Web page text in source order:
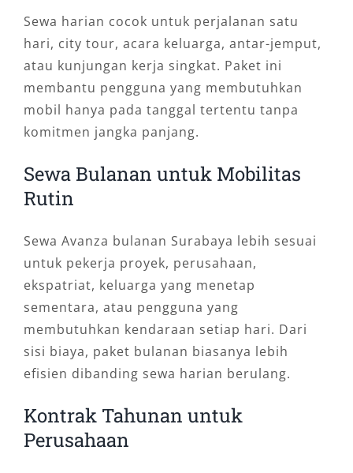
Sewa harian cocok untuk perjalanan satu
hari, city tour, acara keluarga, antar-jemput,
atau kunjungan kerja singkat. Paket ini
membantu pengguna yang membutuhkan
mobil hanya pada tanggal tertentu tanpa
komitmen jangka panjang.
Sewa Bulanan untuk Mobilitas
Rutin
Sewa Avanza bulanan Surabaya lebih sesuai
untuk pekerja proyek, perusahaan,
ekspatriat, keluarga yang menetap
sementara, atau pengguna yang
membutuhkan kendaraan setiap hari. Dari
sisi biaya, paket bulanan biasanya lebih
efisien dibanding sewa harian berulang.
Kontrak Tahunan untuk
Perusahaan